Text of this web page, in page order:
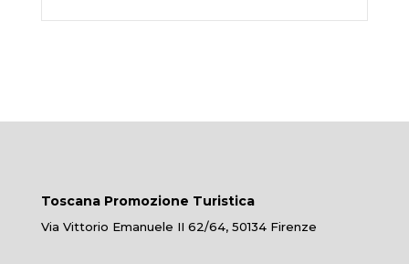
Toscana Promozione Turistica
Via Vittorio Emanuele II 62/64, 50134 Firenze